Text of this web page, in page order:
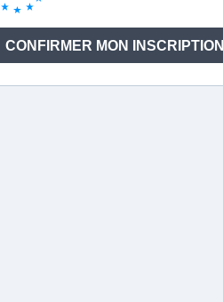
CONFIRMER MON INSCRIPTION